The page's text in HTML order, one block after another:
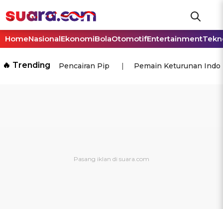
HomeNasionalEkonomiBolaOtomotifEntertainment
🔥 Trending Pencairan Pip Pemain Keturunan